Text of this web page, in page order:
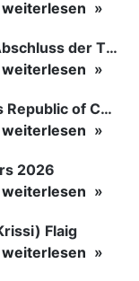
weiterlesen
Großer Abschluss der TBW-Trophy in Weinheim
weiterlesen
Nanjing - People's Republic of China
weiterlesen
2026
weiterlesen
Flaig
weiterlesen